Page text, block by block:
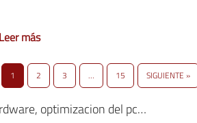
Leer más
1 2 3 … 15 SIGUIENTE »
optimizacion del pc…